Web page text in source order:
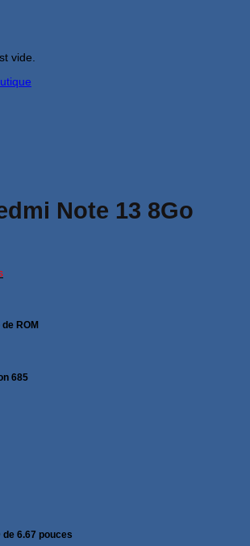
vide.
Note 13 8Go
Le
2,520 Dhs.
de ROM
685
de 6.67 pouces